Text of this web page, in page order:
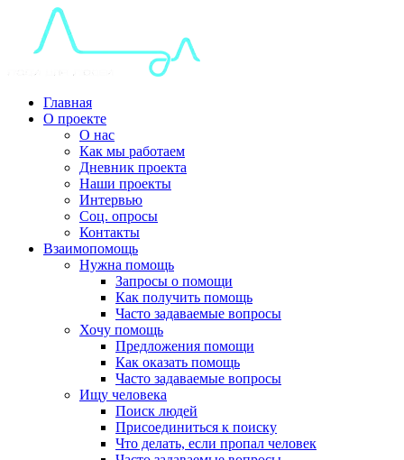
Главная
О проекте
О нас
Как мы работаем
Дневник проекта
Наши проекты
Интервью
Соц. опросы
Контакты
Взаимопомощь
Нужна помощь
Запросы о помощи
Как получить помощь
Часто задаваемые вопросы
Хочу помощь
Предложения помощи
Как оказать помощь
Часто задаваемые вопросы
Ищу человека
Поиск людей
Присоединиться к поиску
Что делать, если пропал человек